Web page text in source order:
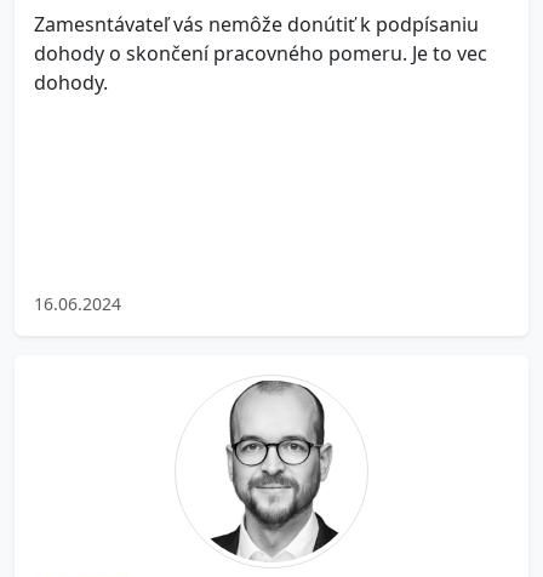
Zamesntávateľ vás nemôže donútiť k podpísaniu
dohody o skončení pracovného pomeru. Je to vec
dohody.
16.06.2024